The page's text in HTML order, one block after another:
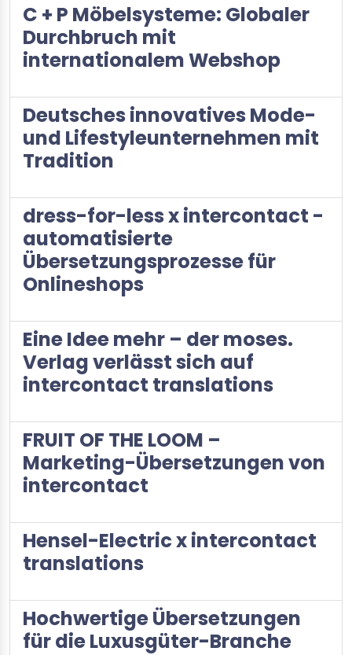
C + P Möbelsysteme: Globaler
Durchbruch mit
internationalem Webshop
Deutsches innovatives Mode-
und Lifestyleunternehmen mit
Tradition
dress-for-less x intercontact -
automatisierte
Übersetzungsprozesse für
Onlineshops
Eine Idee mehr – der moses.
Verlag verlässt sich auf
intercontact translations
FRUIT OF THE LOOM –
Marketing-Übersetzungen von
intercontact
Hensel-Electric x intercontact
translations
Hochwertige Übersetzungen
für die Luxusgüter-Branche